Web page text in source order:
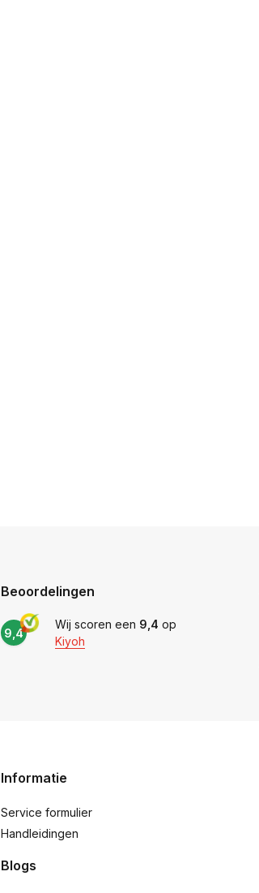
Beoordelingen
9,4
Wij scoren een 9,4 op
Kiyoh
Informatie
Service formulier
Handleidingen
Blogs